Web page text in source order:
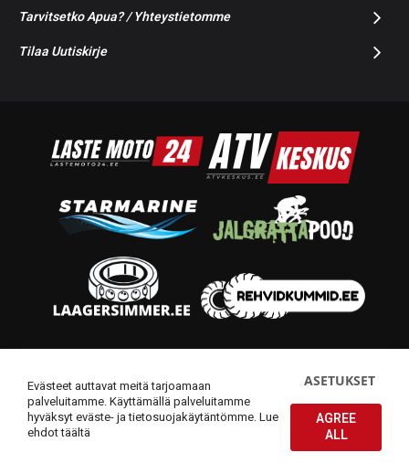
Tarvitsetko Apua? / Yhteystietomme
Tilaa Uutiskirje
Evästeet auttavat meitä tarjoamaan
palveluitamme. Käyttämällä palveluitamme
hyväksyt eväste- ja tietosuojakäytäntömme.Lue
ehdot täältä
ASETUKSET
AGREE
ALL